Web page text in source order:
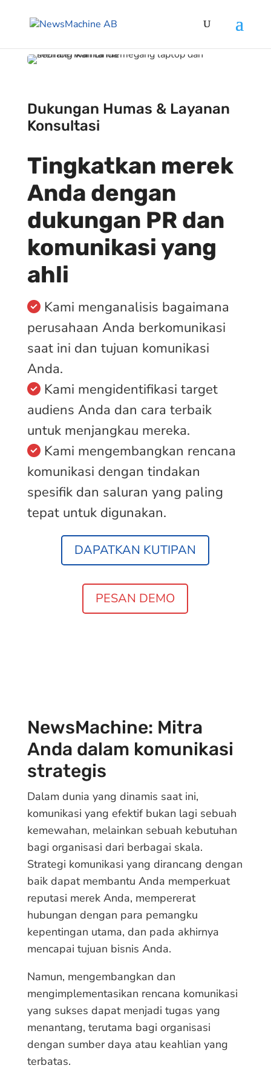
Dukungan Humas & Layanan
Konsultasi
Tingkatkan merek
Anda dengan
dukungan PR dan
komunikasi yang
ahli
Kami menganalisis bagaimana
perusahaan Anda berkomunikasi
saat ini dan tujuan komunikasi
Anda.
Kami mengidentifikasi target
audiens Anda dan cara terbaik
untuk menjangkau mereka.
Kami mengembangkan rencana
komunikasi dengan tindakan
spesifik dan saluran yang paling
tepat untuk digunakan.
DAPATKAN KUTIPAN
PESAN DEMO
NewsMachine: Mitra
Anda dalam komunikasi
strategis
Dalam dunia yang dinamis saat ini,
komunikasi yang efektif bukan lagi sebuah
kemewahan, melainkan sebuah kebutuhan
bagi organisasi dari berbagai skala.
Strategi komunikasi yang dirancang dengan
baik dapat membantu Anda memperkuat
reputasi merek Anda, mempererat
hubungan dengan para pemangku
kepentingan utama, dan pada akhirnya
mencapai tujuan bisnis Anda.
Namun, mengembangkan dan
mengimplementasikan rencana komunikasi
yang sukses dapat menjadi tugas yang
menantang, terutama bagi organisasi
dengan sumber daya atau keahlian yang
terbatas.